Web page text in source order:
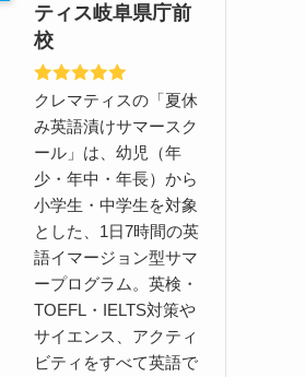
ティス岐阜県庁前
校
クレマティスの「夏休
み英語漬けサマースク
ール」は、幼児（年
少・年中・年長）から
小学生・中学生を対象
とした、1日7時間の英
語イマージョン型サマ
ープログラム。英検・
TOEFL・IELTS対策や
サイエンス、アクティ
ビティをすべて英語で